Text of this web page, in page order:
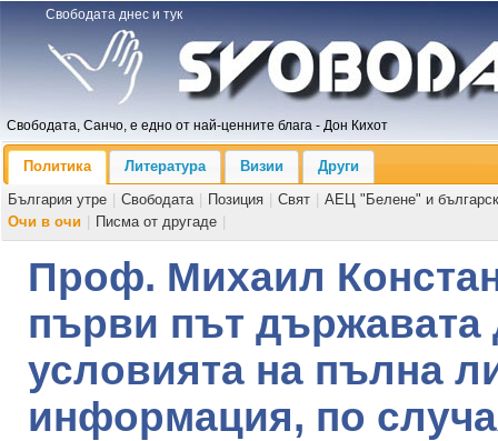
Свободата днес и тук
Свободата, Санчо, е едно от най-ценните блага - Дон Кихот
Политика Литература Визии
Други
България утре
Свободата Позиция Свят
АЕЦ "Белене" и
Очи в очи
Писма от другаде
Проф. Михаил
първи път държавата
условията на пълна
информация, по